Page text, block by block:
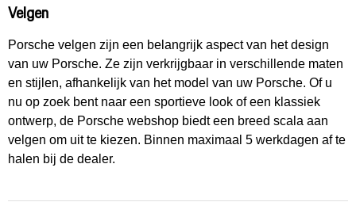
Meer Porsche
Porsche informatie
Velgen
Porsche velgen zijn een belangrijk aspect van het design
van uw Porsche. Ze zijn verkrijgbaar in verschillende maten
en stijlen, afhankelijk van het model van uw Porsche. Of u
nu op zoek bent naar een sportieve look of een klassiek
ontwerp, de Porsche webshop biedt een breed scala aan
velgen om uit te kiezen. Binnen maximaal 5 werkdagen af te
halen bij de dealer.